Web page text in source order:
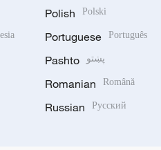
Polish Polski
Portuguese Português
Pashto پښتو
Romanian Română
Russian Русский